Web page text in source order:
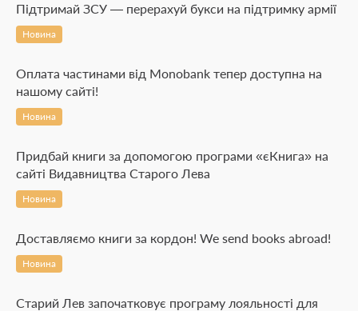
Підтримай ЗСУ — перерахуй букси на підтримку армії
Новина
Оплата частинами від Monobank тепер доступна на
нашому сайті!
Новина
Придбай книги за допомогою програми «єКнига» на
сайті Видавництва Старого Лева
Новина
Доставляємо книги за кордон! We send books abroad!
Новина
Старий Лев започатковує програму лояльності для